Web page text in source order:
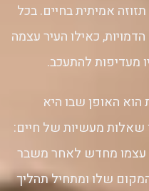
אמיתית בחיים. בכל
כאילו העיר עצמה
מעדיפות להתעכב.
האופן שבו היא
שאלות מעשיות של חיים:
עצמו מחדש לאחר משבר
שלו ומתחיל תהליך